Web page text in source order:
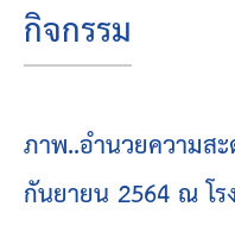
โครงสร้างองค์กร
โครงสร้างการแ
วิสัยทัศน์
กิจกรรม
ภาพ..อำนวยความส
กันยายน 2564 ณ โ